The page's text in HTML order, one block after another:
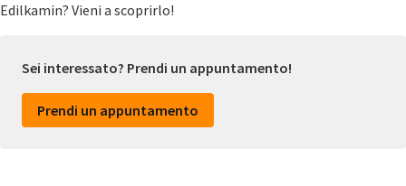
Edilkamin? Vieni a scoprirlo!
Sei interessato? Prendi un appuntamento!
Prendi un appuntamento